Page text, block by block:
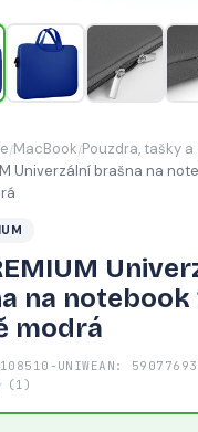
14''
-
tmavě
modrá
/MacBook/Pouzdra, tašky
Univerzální brašna na
na notebook
modrá
UNIWEAN:
(1)